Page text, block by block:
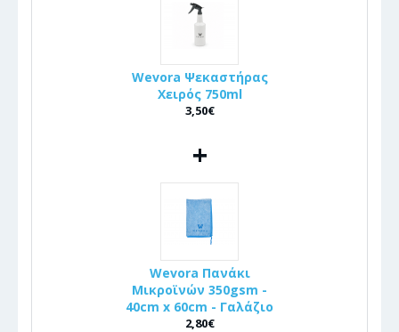
Wevora Ψεκαστήρας
Χειρός 750ml
3,50€
+
Wevora Πανάκι
Μικροϊνών 350gsm -
40cm x 60cm - Γαλάζιο
2,80€